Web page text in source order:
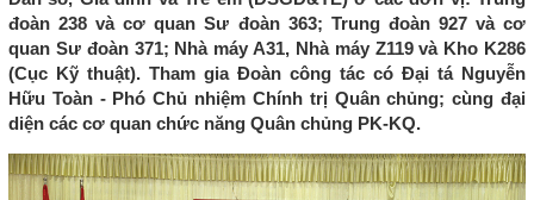
đoàn 238 và cơ quan Sư đoàn 363; Trung đoàn 927 và cơ
quan Sư đoàn 371; Nhà máy A31, Nhà máy Z119 và Kho K286
(Cục Kỹ thuật). Tham gia Đoàn công tác có Đại tá Nguyễn
Hữu Toàn - Phó Chủ nhiệm Chính trị Quân chủng; cùng đại
diện các cơ quan chức năng Quân chủng PK-KQ.